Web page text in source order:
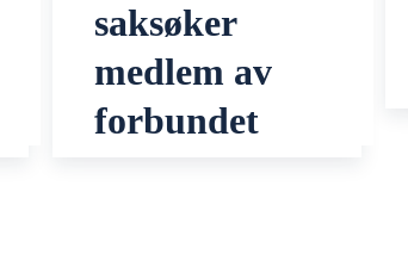
saksøker
medlem av
forbundet